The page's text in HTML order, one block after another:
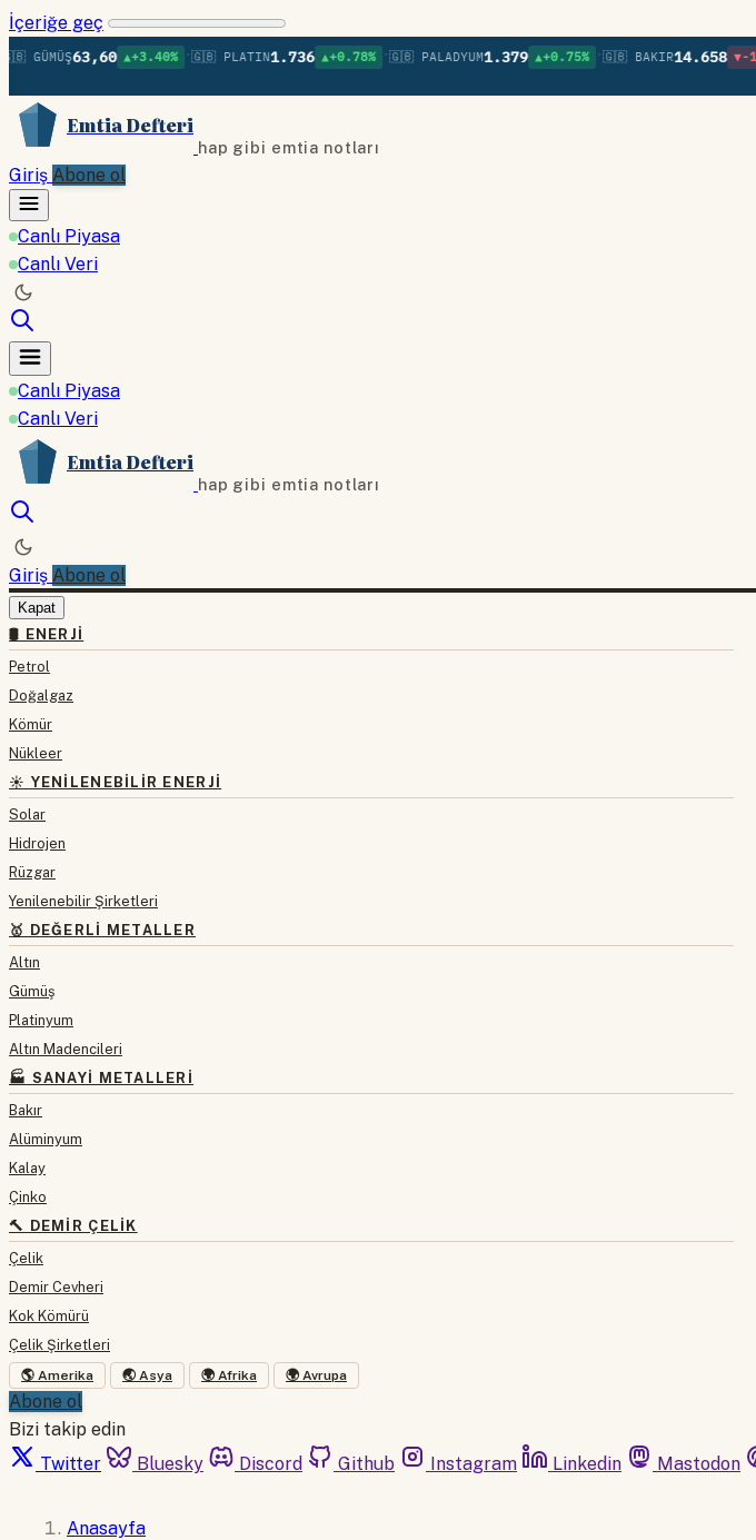
İçeriğe geç
63,60 ▲+3.40% •🇬🇧 PLATIN1.736 ▲+0.78% •🇬🇧 PALADYUM1.379 ▲+0.75% •🇬🇧 BAKIR14.658 ▼-1.92%
Emtia Defteri
hap gibi emtia notları
Giriş Abone ol
Canlı Piyasa
Canlı Veri
Canlı Piyasa
Canlı Veri
Emtia Defteri
hap gibi emtia notları
Giriş Abone ol
Kapat
🛢 ENERJI
Petrol
Doğalgaz
Kömür
Nükleer
☀️ YENILENEBILIR ENERJI
Solar
Hidrojen
Rüzgar
Yenilenebilir Şirketleri
🥇 DEĞERLI METALLER
Altın
Gümüş
Platinyum
Altın Madencileri
🏭 SANAYI METALLERI
Bakır
Alüminyum
Kalay
Çinko
🔨 DEMIR ÇELIK
Çelik
Demir Cevheri
Kok Kömürü
Çelik Şirketleri
🌎 Amerika 🌏 Asya 🌍 Afrika 🌍 Avrupa
Abone ol
Bizi takip edin
Twitter
Bluesky Discord Github Instagram Linkedin Mastodon
Anasayfa